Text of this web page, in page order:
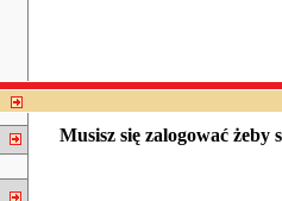
Musisz się zalogować